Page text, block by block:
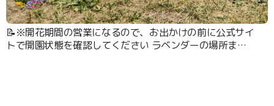
📝※開花期間の営業になるので、お出かけの前に公式サイ
トで開園状態を確認してください ラベンダーの場所まで